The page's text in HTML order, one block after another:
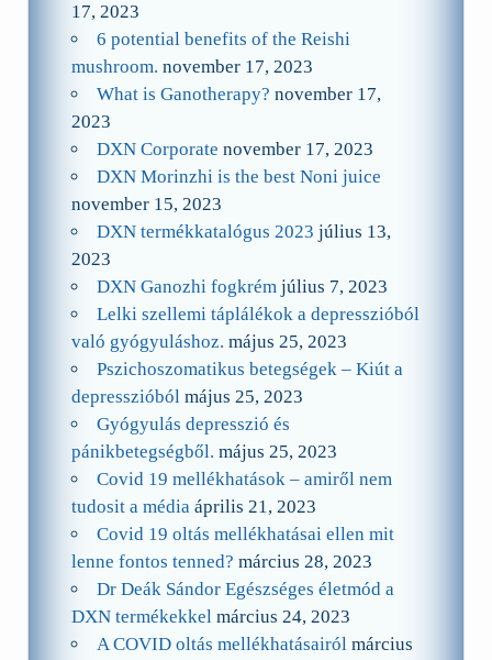
17, 2023
6 potential benefits of the Reishi
mushroom. november 17, 2023
What is Ganotherapy? november 17,
2023
DXN Corporate november 17, 2023
DXN Morinzhi is the best Noni juice
november 15, 2023
DXN termékkatalógus 2023 július 13,
2023
DXN Ganozhi fogkrém július 7, 2023
Lelki szellemi táplálékok a depresszióból
való gyógyuláshoz. május 25, 2023
Pszichoszomatikus betegségek – Kiút a
depresszióból május 25, 2023
Gyógyulás depresszió és
pánikbetegségből. május 25, 2023
Covid 19 mellékhatások – amiről nem
tudosit a média április 21, 2023
Covid 19 oltás mellékhatásai ellen mit
lenne fontos tenned? március 28, 2023
Dr Deák Sándor Egészséges életmód a
DXN termékekkel március 24, 2023
A COVID oltás mellékhatásairól március